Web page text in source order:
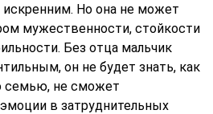
Но она не может
мужественности, стойкости
Без отца мальчик
он не будет знать, как
семью, не сможет
в затруднительных